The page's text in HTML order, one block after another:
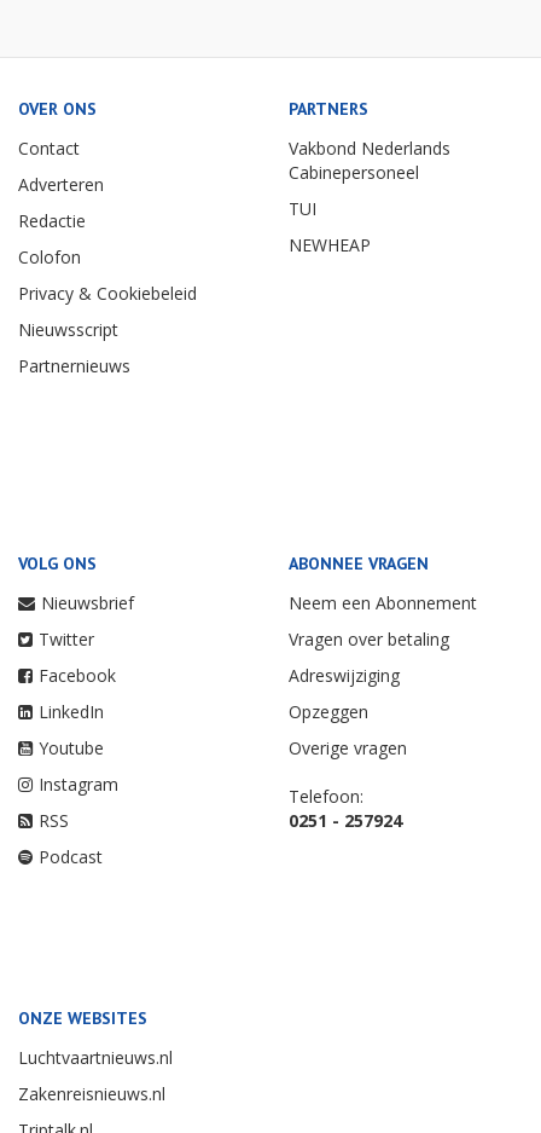
OVER ONS
Contact
Adverteren
Redactie
Colofon
Privacy & Cookiebeleid
Nieuwsscript
Partnernieuws
PARTNERS
Vakbond Nederlands
Cabinepersoneel
TUI
NEWHEAP
VOLG ONS
Nieuwsbrief
Twitter
Facebook
LinkedIn
Youtube
Instagram
RSS
Podcast
ABONNEE VRAGEN
Neem een Abonnement
Vragen over betaling
Adreswijziging
Opzeggen
Overige vragen
Telefoon:
0251 - 257924
ONZE WEBSITES
Luchtvaartnieuws.nl
Zakenreisnieuws.nl